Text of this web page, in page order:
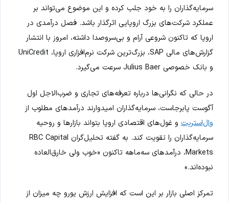
سرمایه‌گذاران را به خود جلب کرده و این موضوع می‌تواند بر
عملکرد شرکت‌های بزرگ اروپایی اثرگذار باشد. فصل درآمدی در
اروپا که تاکنون شروعی آرام و بی‌سروصدا داشته، امروز با انتشار
گزارش‌های مالی SAP، بزرگ‌ترین شرکت نرم‌افزاری اروپا، UniCredit
و بانک خصوصی Julius Baer سرعت می‌گیرد.
در حالی که نگرانی‌ها درباره تعرفه‌های تجاری و ضرب‌الاجل اول
آگوست پابرجاست، سرمایه‌گذاران امیدوارند درآمدهای مطلوب از
وال‌استریت و غول‌های اقتصادی اروپا بتواند بازارها و روحیه
سرمایه‌گذاران را تقویت کند. به گفته تحلیل‌گران RBC Capital
Markets، درآمدهای سه‌ماهه تاکنون «خوب ولی خارق‌العاده
نبوده‌اند.»
تمرکز اصلی بازار بر این است که افزایش ارزش یورو چه میزان از